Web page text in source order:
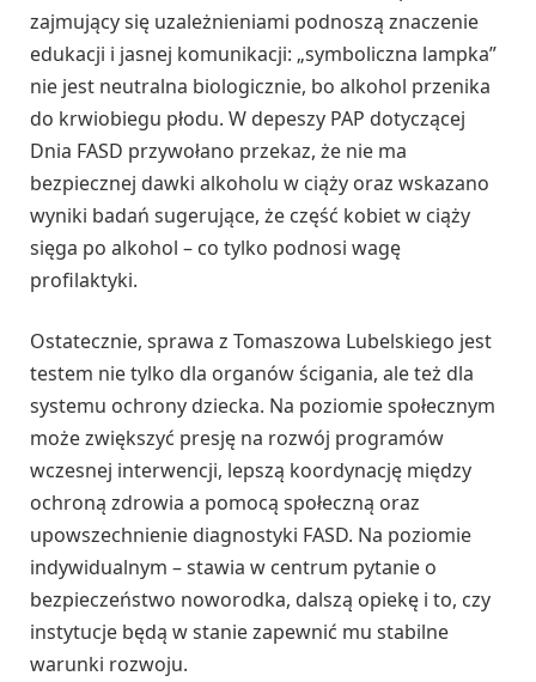
zajmujący się uzależnieniami podnoszą znaczenie
edukacji i jasnej komunikacji: „symboliczna lampka”
nie jest neutralna biologicznie, bo alkohol przenika
do krwiobiegu płodu. W depeszy PAP dotyczącej
Dnia FASD przywołano przekaz, że nie ma
bezpiecznej dawki alkoholu w ciąży oraz wskazano
wyniki badań sugerujące, że część kobiet w ciąży
sięga po alkohol – co tylko podnosi wagę
profilaktyki.
Ostatecznie, sprawa z Tomaszowa Lubelskiego jest
testem nie tylko dla organów ścigania, ale też dla
systemu ochrony dziecka. Na poziomie społecznym
może zwiększyć presję na rozwój programów
wczesnej interwencji, lepszą koordynację między
ochroną zdrowia a pomocą społeczną oraz
upowszechnienie diagnostyki FASD. Na poziomie
indywidualnym – stawia w centrum pytanie o
bezpieczeństwo noworodka, dalszą opiekę i to, czy
instytucje będą w stanie zapewnić mu stabilne
warunki rozwoju.